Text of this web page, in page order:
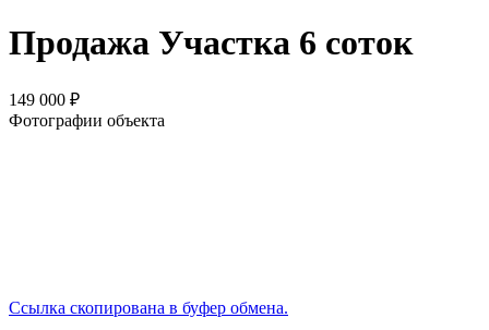
Продажа Участка 6 соток
149 000 ₽
Фотографии объекта
Ссылка скопирована в буфер обмена.